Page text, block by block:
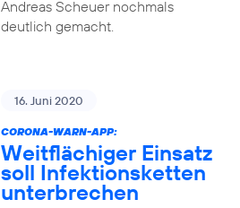
Andreas Scheuer nochmals
deutlich gemacht.
16. Juni 2020
CORONA-WARN-APP:
Weitflächiger Einsatz
soll Infektionsketten
unterbrechen